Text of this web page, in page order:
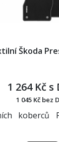
Škoda
1 264 Kč s
1 045 Kč bez
koberců